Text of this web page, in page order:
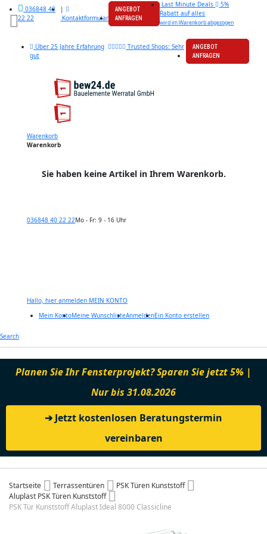
036848 40
22 22
|
Kontaktformular
ANGEBOT
ANFRAGEN
Last Minute Deals
5%
Rabatt auf alles
wird im Warenkorb abgezogen
Über 25 Jahre Erfahrung
Trusted Shops: Sehr
gut
ANGEBOT
ANFRAGEN
Warenkorb
Warenkorb
Sie haben keine Artikel in Ihrem Warenkorb.
036848 40 22 22Mo - Fr: 9 - 16 Uhr
Hallo, hier anmelden MEIN KONTO
Mein KontoMeine WunschlisteAnmeldenEin Konto erstellen
Search
Planen Sie Ihr Fensterprojekt? Sparen Sie jetzt 5% |
Nur bis 31.08.2026
➔ Jetzt kostenlosen Beratungstermin
vereinbaren
Startseite Terrassentüren
PSK Türen Kunststoff
Aluplast PSK Türen Kunststoff
PSK Tür Kunststoff Aluplast Ideal 8000 Classicline